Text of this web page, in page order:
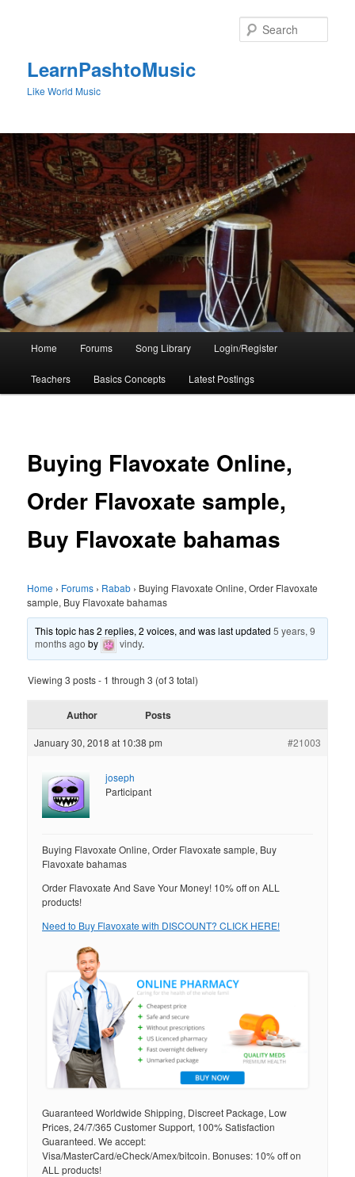
LearnPashtoMusic
Like World Music
Home Forums Song Library Login/Register
Teachers Basics Concepts Latest Postings
Buying Flavoxate Online,
Order Flavoxate sample,
Buy Flavoxate bahamas
Home › Forums › Rabab › Buying Flavoxate Online, Order Flavoxate
sample, Buy Flavoxate bahamas
This topic has 2 replies, 2 voices, and was last updated5 years, 9
months ago by vindy.
Viewing 3 posts - 1 through 3 (of 3 total)
Author Posts
January 30, 2018 at 10:38 pm #21003
joseph
Participant
Buying Flavoxate Online, Order Flavoxate sample, Buy
Flavoxate bahamas
Order Flavoxate And Save Your Money! 10% off on ALL
products!
Need to Buy Flavoxate with DISCOUNT? CLICK HERE!
Guaranteed Worldwide Shipping, Discreet Package, Low
Prices, 24/7/365 Customer Support, 100% Satisfaction
Guaranteed. We accept:
Visa/MasterCard/eCheck/Amex/bitcoin. Bonuses: 10% off on
ALL products!